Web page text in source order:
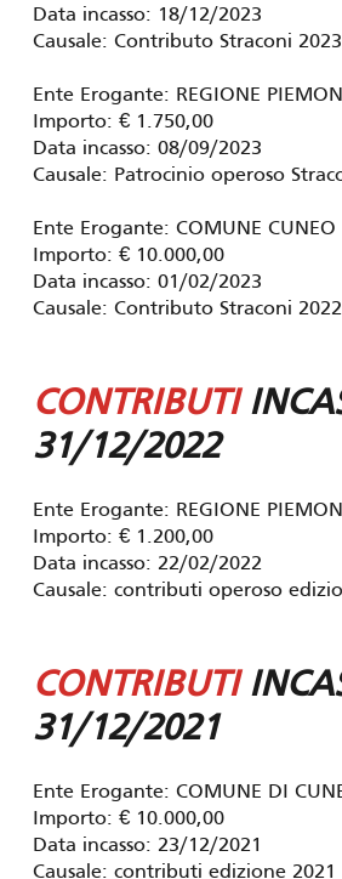
Data incasso: 18/12/2023
Causale: Contributo Straconi 2023
Ente Erogante: REGIONE
Importo: € 1.750,00
Data incasso: 08/09/2023
Causale: Patrocinio operoso
Ente Erogante: COMUNE CUNEO
Importo: € 10.000,00
Data incasso: 01/02/2023
Causale: Contributo Straconi 2022
CONTRIBUTI
31/12/2022
Ente Erogante: REGIONE
Importo: € 1.200,00
Data incasso: 22/02/2022
Causale: contributi operoso
CONTRIBUTI
31/12/2021
Ente Erogante: COMUNE DI
Importo: € 10.000,00
Data incasso: 23/12/2021
Causale: contributi edizione 2021